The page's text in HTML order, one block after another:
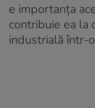
e importanța
contribuie ea la
industrială într-